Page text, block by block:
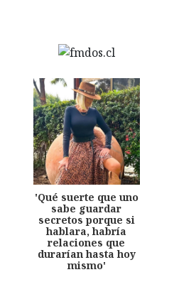
'Qué suerte que uno
sabe guardar
secretos porque si
hablara, habría
relaciones que
durarían hasta hoy
mismo'